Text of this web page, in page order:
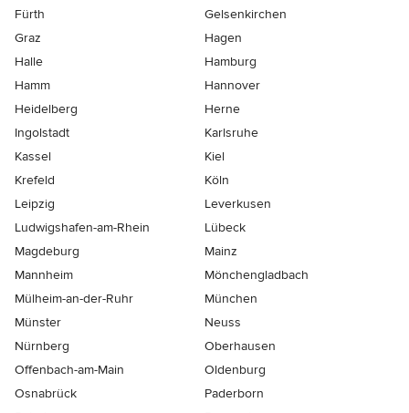
Fürth
Gelsenkirchen
Graz
Hagen
Halle
Hamburg
Hamm
Hannover
Heidelberg
Herne
Ingolstadt
Karlsruhe
Kassel
Kiel
Krefeld
Köln
Leipzig
Leverkusen
Ludwigshafen-am-Rhein
Lübeck
Magdeburg
Mainz
Mannheim
Mönchen­gladbach
Mülheim-an-der-Ruhr
München
Münster
Neuss
Nürnberg
Oberhausen
Offenbach-am-Main
Oldenburg
Osnabrück
Paderborn